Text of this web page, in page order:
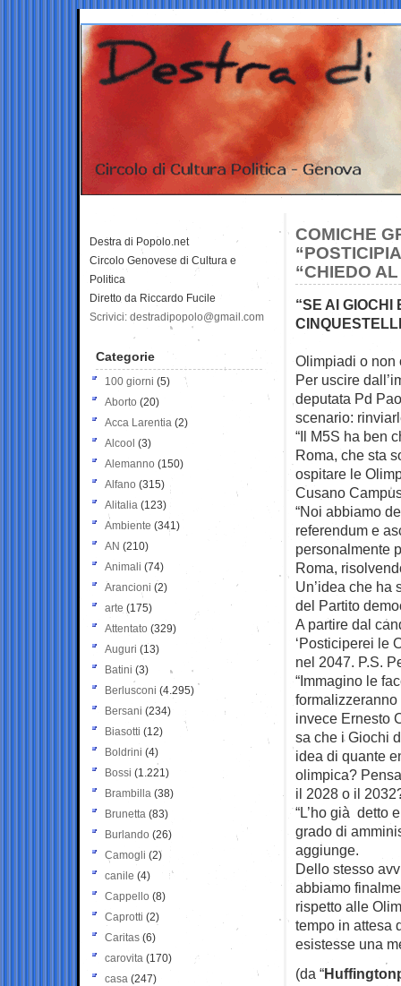
COMICHE
“CHIEDO
“SE AI GIOCHI
Olimpiadi o non
Per uscire
deputata Pd
scenario:
“Il M5S ha ben
Roma, che sta
ospitare le
Cusano
“Noi abbiamo
referendum e
personalmente
Roma,
Un’idea che ha
del Partito
A partire dal
‘Posticiperei le
nel 2047. P.S.
“Immagino le
invece Ernesto
sa che i Giochi
idea di quante
olimpica?
il 2028 o il
“L’ho già detto
grado di
aggiunge.
Dello stesso
abbiamo
rispetto alle
tempo in attesa
esistesse una
(da “
Destra di Popolo.net
Circolo Genovese di Cultura e
Politica
Diretto da Riccardo Fucile
Scrivici: destradipopolo@gmail.com
Categorie
100 giorni (5)
Aborto (20)
Acca Larentia (2)
Alcool (3)
Alemanno (150)
Alfano (315)
Alitalia (123)
Ambiente (341)
AN (210)
Animali (74)
Arancioni (2)
arte (175)
Attentato (329)
Auguri (13)
Batini (3)
Berlusconi (4.295)
Bersani (234)
Biasotti (12)
Boldrini (4)
Bossi (1.221)
Brambilla (38)
Brunetta (83)
Burlando (26)
Camogli (2)
canile (4)
Cappello (8)
Caprotti (2)
Caritas (6)
carovita (170)
casa (247)